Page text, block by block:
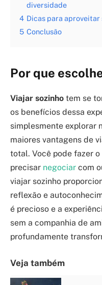
diversidade
4 Dicas para aproveitar
5 Conclusão
Por que
Viajar sozinho tem se
os benefícios dessa
simplesmente explorar
maiores vantagens de
total. Você pode fazer o
precisar negociar com
viajar sozinho
reflexão e
é precioso e a
sem a companhia de
profundamente
Veja também